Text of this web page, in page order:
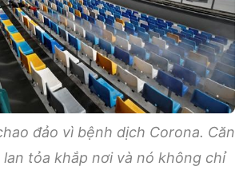
đảo vì bệnh dịch Corona. Căn
tỏa khắp nơi và nó không chỉ